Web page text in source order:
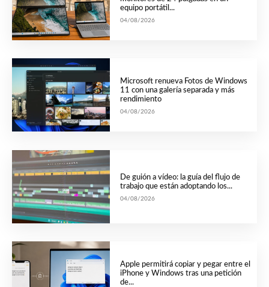
equipo portátil...
04/08/2026
Microsoft renueva Fotos de Windows
11 con una galería separada y más
rendimiento
04/08/2026
De guión a vídeo: la guía del flujo de
trabajo que están adoptando los...
04/08/2026
Apple permitirá copiar y pegar entre el
iPhone y Windows tras una petición
de...